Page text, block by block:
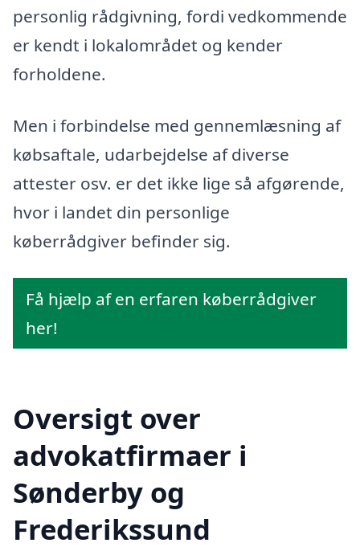
personlig rådgivning, fordi vedkommende
er kendt i lokalområdet og kender
forholdene.
Men i forbindelse med gennemlæsning af
købsaftale, udarbejdelse af diverse
attester osv. er det ikke lige så afgørende,
hvor i landet din personlige
køberrådgiver befinder sig.
Få hjælp af en erfaren køberrådgiver
her!
Oversigt over
advokatfirmaer i
Sønderby og
Frederikssund